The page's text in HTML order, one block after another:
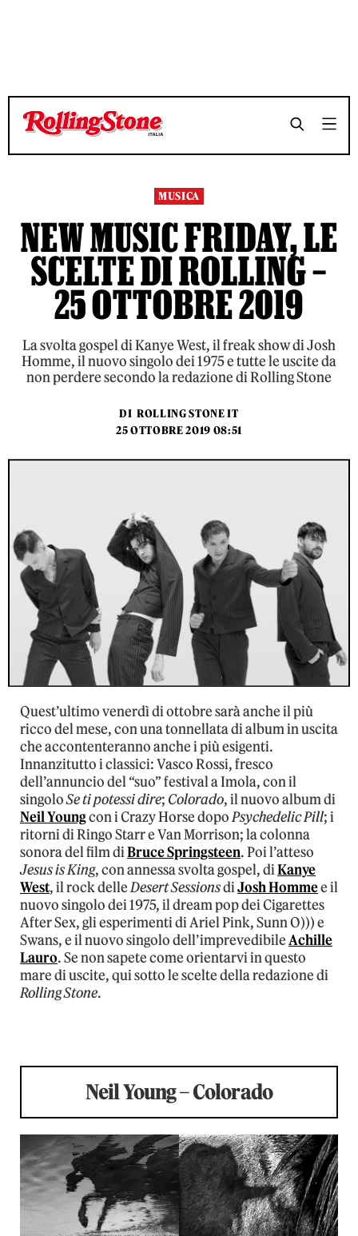
TEMPO DI LETTURA 7 MINUTI SHARE
TEMPO DI LETTURA 7 MINUTI SHARE
MUSICA
NEW MUSIC FRIDAY, LE
SCELTE DI ROLLING –
25 OTTOBRE 2019
La svolta gospel di Kanye West, il freak show di Josh
Homme, il nuovo singolo dei 1975 e tutte le uscite da
non perdere secondo la redazione di Rolling Stone
DI ROLLING STONE IT
25 OTTOBRE 2019 08:51
Quest’ultimo venerdì di ottobre sarà anche il più
ricco del mese, con una tonnellata di album in uscita
che accontenteranno anche i più esigenti.
Innanzitutto i classici: Vasco Rossi, fresco
dell’annuncio del “suo” festival a Imola, con il
singoloSe ti potessi dire; Colorado, il nuovo album di
Neil Youngcon i Crazy Horse dopoPsychedelic Pill; i
ritorni di Ringo Starr e Van Morrison; la colonna
sonora del film diBruce Springsteen. Poi l’atteso
Jesus is King, con annessa svolta gospel, diKanye
West, il rock delleDesert SessionsdiJosh Hommee il
nuovo singolo dei 1975, il dream pop dei Cigarettes
After Sex, gli esperimenti di Ariel Pink, Sunn O))) e
Swans, e il nuovo singolo dell’imprevedibileAchille
Lauro. Se non sapete come orientarvi in questo
mare di uscite, qui sotto le scelte della redazione di
Rolling Stone.
Neil Young – Colorado